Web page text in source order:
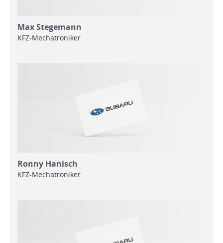
Max Stegemann
KFZ-Mechatroniker
Ronny Hanisch
KFZ-Mechatroniker